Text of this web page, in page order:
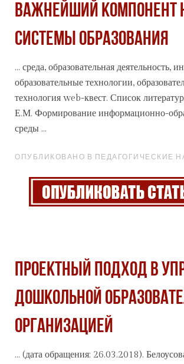
ВАЖНЕЙШИЙ КОМПОНЕНТ
СИСТЕМЫ ОБРАЗОВАНИЯ
... среда, образовательная деятельность,
образовательные технологии,
технология web-квест. Список
Е.М. Формирование информационно-
среды ...
ОПУБЛИКОВАНО В ПЕДАГОГИЧЕСКИЕ
ПРОЕКТНЫЙ ПОДХОД В
ДОШКОЛЬНОЙ
ОРГАНИЗАЦИЕЙ
... (дата обращения: 26.03.2018).